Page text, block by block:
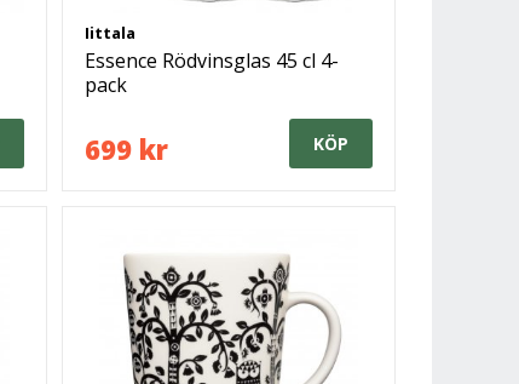
Iittala
Essence Rödvinsglas 45 cl 4-
pack
699 kr KÖP